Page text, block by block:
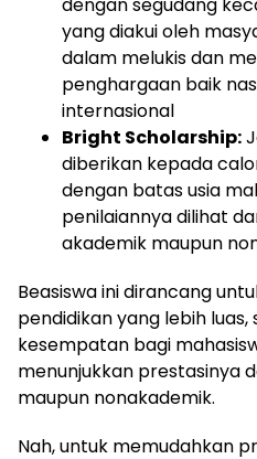
yang diakui oleh
dalam melukis dan
penghargaan baik
internasional
Bright Scholarship:
diberikan kepada
dengan batas usia
penilaiannya dilihat
akademik maupun
Beasiswa ini dirancang
pendidikan yang lebih
kesempatan bagi
menunjukkan prestasinya
maupun nonakademik.
Nah, untuk memudahkan